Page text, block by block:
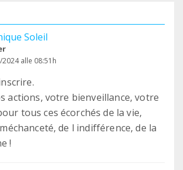
Soleil
alle 08:51h
actions, votre bienveillance, votre
tous ces écorchés de la vie,
de l indifférence, de la
!